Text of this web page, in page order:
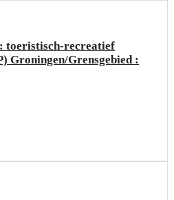
toeristisch-recreatief
Groningen/Grensgebied :